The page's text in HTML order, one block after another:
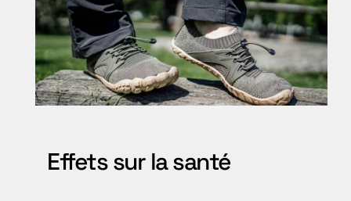
Effets sur la santé